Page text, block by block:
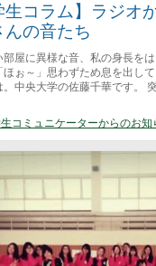
生コラム】ラジオ
んの音たち
部屋に異様な音、私の身長を
ほぉ～」思わずため息を出し
。中央大学の佐藤千華です。 突
コミュニケーターからのお知